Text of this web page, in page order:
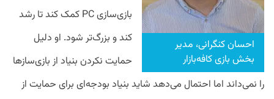
احسان کنگرانی، مدیر
بخش بازی کافه‌بازار
بازی‌سازی PC کمک کند تا رشد
کند و بزرگ‌تر شود. او دلیل
حمایت نکردن بنیاد از بازی‌سازها
را نمی‌داند اما احتمال می‌دهد شاید بنیاد بودجه‌ای برای حمایت از